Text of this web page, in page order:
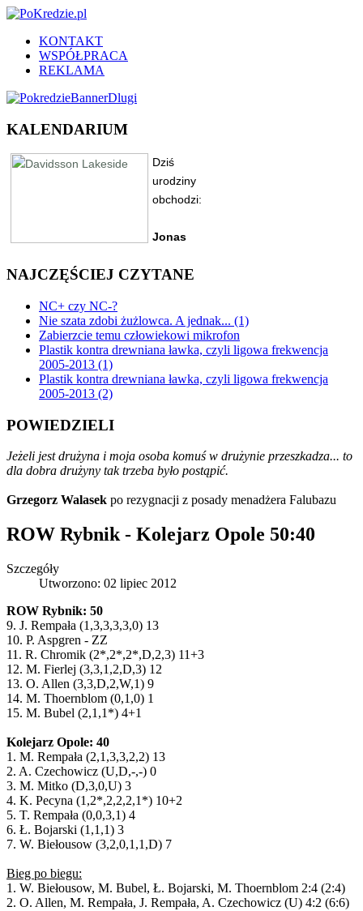
KONTAKT
WSPÓŁPRACA
REKLAMA
KALENDARIUM
NAJCZĘŚCIEJ CZYTANE
NC+ czy NC-?
Nie szata zdobi żużlowca. A jednak... (1)
Zabierzcie temu człowiekowi mikrofon
Plastik kontra drewniana ławka, czyli ligowa frekwencja
2005-2013 (1)
Plastik kontra drewniana ławka, czyli ligowa frekwencja
2005-2013 (2)
POWIEDZIELI
Jeżeli jest drużyna i moja osoba komuś w drużynie przeszkadza... to
dla dobra drużyny tak trzeba było postąpić.
Grzegorz Walasek po rezygnacji z posady menadżera Falubazu
ROW Rybnik - Kolejarz Opole 50:40
Szczegóły
Utworzono: 02 lipiec 2012
ROW Rybnik: 50
9. J. Rempała (1,3,3,3,3,0) 13
10. P. Aspgren - ZZ
11. R. Chromik (2*,2*,2*,D,2,3) 11+3
12. M. Fierlej (3,3,1,2,D,3) 12
13. O. Allen (3,3,D,2,W,1) 9
14. M. Thoernblom (0,1,0) 1
15. M. Bubel (2,1,1*) 4+1
Kolejarz Opole: 40
1. M. Rempała (2,1,3,3,2,2) 13
2. A. Czechowicz (U,D,-,-) 0
3. M. Mitko (D,3,0,U) 3
4. K. Pecyna (1,2*,2,2,2,1*) 10+2
5. T. Rempała (0,0,3,1) 4
6. Ł. Bojarski (1,1,1) 3
7. W. Biełousow (3,2,0,1,1,D) 7
Bieg po biegu:
1. W. Biełousow, M. Bubel, Ł. Bojarski, M. Thoernblom 2:4 (2:4)
2. O. Allen, M. Rempała, J. Rempała, A. Czechowicz (U) 4:2 (6:6)